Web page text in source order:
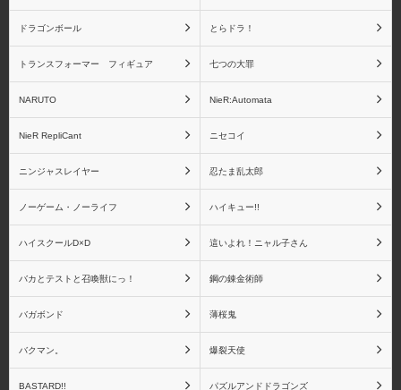
NieR RepliCant Fateシリーズ
fate/stay night
Fate/Grand Order Fate その他シリーズ
Fate リアルアクション
Fate ねんどろいどシリ
ドラゴンボール とらドラ！
トランスフォーマー フィギュア 七つの大罪
NARUTO NieR:Automata
NieR RepliCant ニセコイ
ニンジャスレイヤー 忍たま乱太郎
ノーゲーム・ノーライフ ハイキュー!!
ハイスクールD×D 這いよれ！ニャル子さん
バカとテストと召喚獣にっ！ 鋼の錬金術師
バガボンド 薄桜鬼
バクマン。 爆裂天使
BASTARD!! パズルアンドドラゴンズ